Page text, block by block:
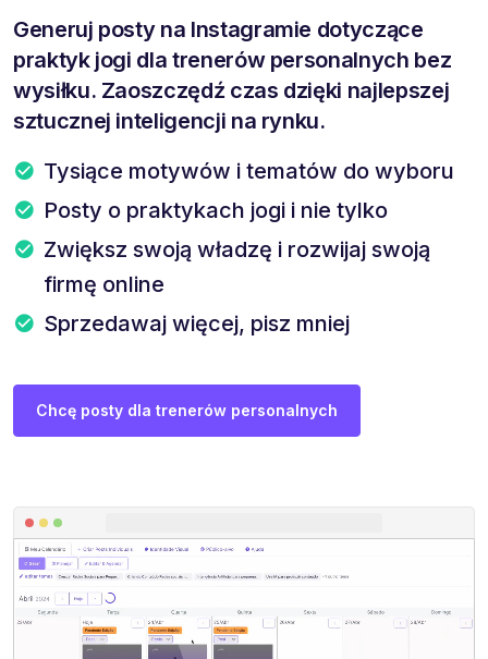
Generuj posty na Instagramie dotyczące
praktyk jogi dla trenerów personalnych bez
wysiłku. Zaoszczędź czas dzięki najlepszej
sztucznej inteligencji na rynku.
Tysiące motywów i tematów do wyboru
Posty o praktykach jogi i nie tylko
Zwiększ swoją władzę i rozwijaj swoją
firmę online
Sprzedawaj więcej, pisz mniej
Chcę posty dla trenerów personalnych